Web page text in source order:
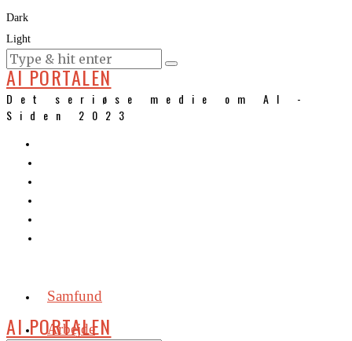
Dark
Light
KURSER
AI PORTALEN
Det seriøse medie om AI -
Siden 2023
Samfund
Arbejde
AI PORTALEN